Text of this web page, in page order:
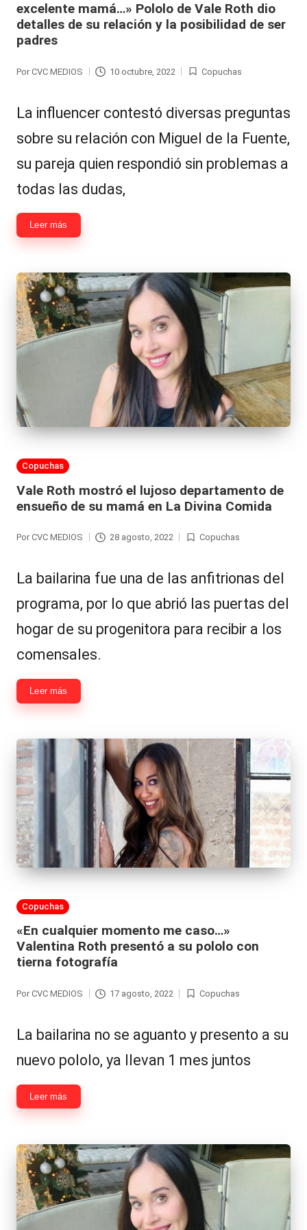
á
n
d
a
C
hi
le
n
a
R
e
al
it
y
s,
T
y
R
d
e
|
L
a
C
V
C
Hermano
-
Exclusivas
-
Tv
y
redes
-
-
excelente mamá…» Pololo de Vale Roth dio
detalles de su relación y la posibilidad de ser
padres
Publicado
Por CVC MEDIOS 10 octubre, 2022
Publicada
Copuchas
La influencer contestó diversas preguntas
sobre su relación con Miguel de la Fuente,
su pareja quien respondió sin problemas a
todas las dudas,
Leer más
Publicada
Copuchas
Vale Roth mostró el lujoso departamento de
ensueño de su mamá en La Divina Comida
Por CVC MEDIOS 28 agosto, 2022
Publicada
Copuchas
La bailarina fue una de las anfitrionas del
programa, por lo que abrió las puertas del
hogar de su progenitora para recibir a los
comensales.
Leer más
Publicada
Copuchas
«En cualquier momento me caso…»
Valentina Roth presentó a su pololo con
tierna fotografía
Por CVC MEDIOS 17 agosto, 2022
Publicada
Copuchas
La bailarina no se aguanto y presento a su
nuevo pololo, ya llevan 1 mes juntos
Leer más